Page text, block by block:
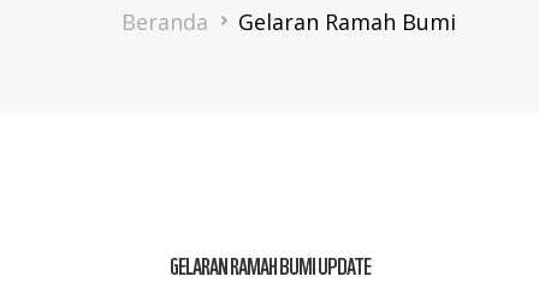
Breadcrumb
Beranda Gelaran Ramah Bumi
GELARAN RAMAH BUMI UPDATE